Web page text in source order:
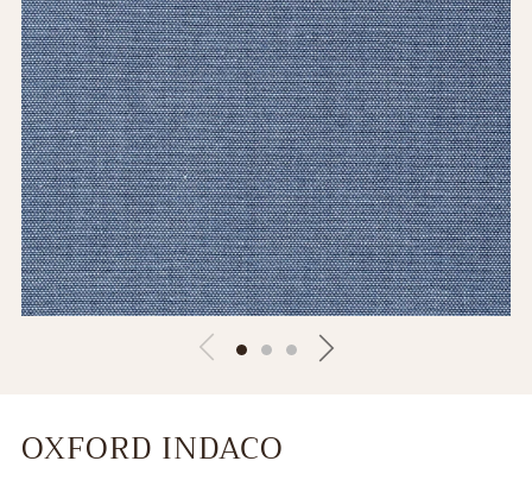
OXFORD INDACO